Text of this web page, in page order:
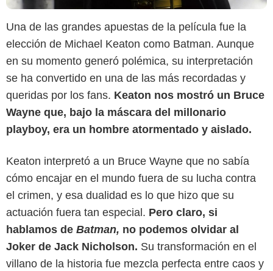
Una de las grandes apuestas de la película fue la
elección de Michael Keaton como Batman. Aunque
en su momento generó polémica, su interpretación
se ha convertido en una de las más recordadas y
queridas por los fans. Keaton nos mostró un Bruce
Wayne que, bajo la máscara del millonario
playboy, era un hombre atormentado y aislado.
Keaton interpretó a un Bruce Wayne que no sabía
cómo encajar en el mundo fuera de su lucha contra
el crimen, y esa dualidad es lo que hizo que su
actuación fuera tan especial. Pero claro, si
hablamos de Batman, no podemos olvidar al
Joker de Jack Nicholson. Su transformación en el
villano de la historia fue mezcla perfecta entre caos y